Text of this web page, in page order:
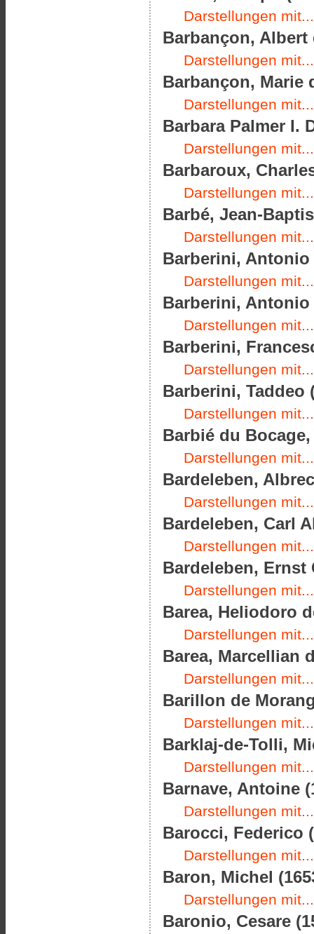
Darstellungen mit...
Barbançon, Albert
Darstellungen mit...
Barbançon, Marie
Darstellungen mit...
Barbara Palmer I.
Darstellungen mit...
Barbaroux,
Darstellungen mit...
Barbé, Jean-
Darstellungen mit...
Barberini, Antonio
Darstellungen mit...
Barberini, Antonio
Darstellungen mit...
Barberini,
Darstellungen mit...
Barberini, Taddeo
Darstellungen mit...
Barbié du Bocage,
Darstellungen mit...
Bardeleben,
Darstellungen mit...
Bardeleben, Carl
Darstellungen mit...
Bardeleben, Ernst
Darstellungen mit...
Barea, Heliodoro
Darstellungen mit...
Barea, Marcellian
Darstellungen mit...
Barillon de
Darstellungen mit...
Barklaj-de-Tolli,
Darstellungen mit...
Barnave, Antoine
Darstellungen mit...
Barocci, Federico
Darstellungen mit...
Baron, Michel
Darstellungen mit...
Baronio, Cesare